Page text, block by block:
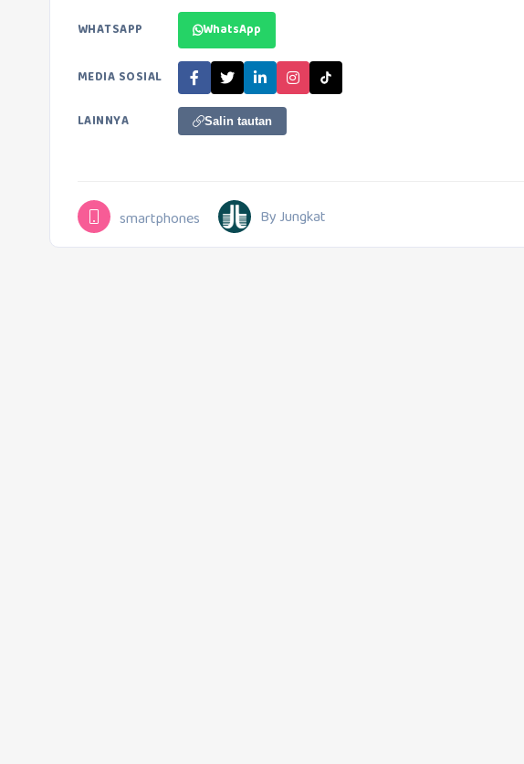
WHATSAPP WhatsApp
MEDIA SOSIAL
LAINNYA Salin tautan
smartphones By Jungkat